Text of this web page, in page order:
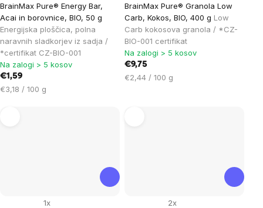
BrainMax Pure® Energy Bar,
Acai in borovnice, BIO, 50 g
Energijska ploščica, polna
naravnih sladkorjev iz sadja /
*certifikat CZ-BIO-001
Na zalogi > 5 kosov
€1,59
Cena
€3,18 / 100 g
BrainMax Pure® Granola Low
Carb, Kokos, BIO, 400 g Low
Carb kokosova granola / *CZ-
BIO-001 certifikat
Na zalogi > 5 kosov
€9,75
Cena
€2,44 / 100 g
1x 2x